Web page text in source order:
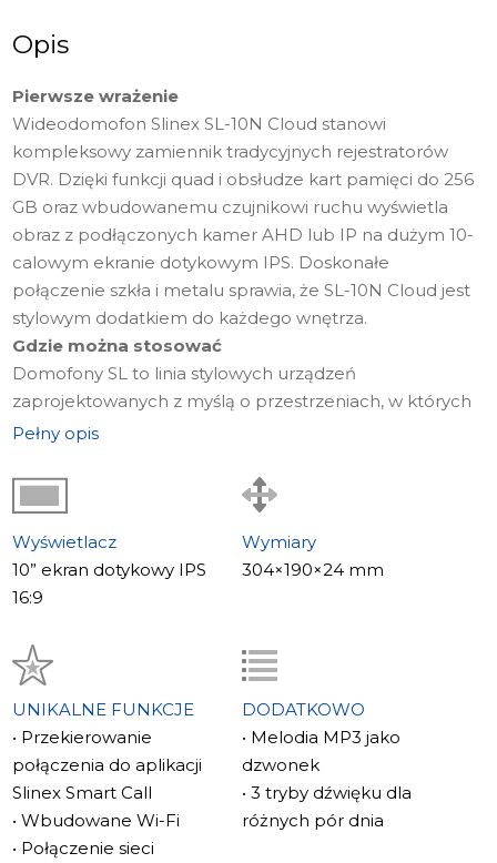
Opis
Pierwsze wrażenie
Wideodomofon Slinex SL-10N Cloud stanowi
kompleksowy zamiennik tradycyjnych rejestratorów
DVR. Dzięki funkcji quad i obsłudze kart pamięci do 256
GB oraz wbudowanemu czujnikowi ruchu wyświetla
obraz z podłączonych kamer AHD lub IP na dużym 10-
calowym ekranie dotykowym IPS. Doskonałe
połączenie szkła i metalu sprawia, że SL-10N Cloud jest
stylowym dodatkiem do każdego wnętrza.
Gdzie można stosować
Domofony SL to linia stylowych urządzeń
zaprojektowanych z myślą o przestrzeniach, w których
wygląd gadżetu odgrywa równie ważną rolę co jego
nawet zwykłe mieszkania – wszystkie mogą skorzystać z
funkcji tych domofonów.
Przekazywanie połączeń na smartphone
Oprócz standardowego połączenia Ethernet, SL-10N
Cloud oferuje również łączność Wi-Fi. Dzięki temu
poza domem, odbierać połączenia przychodzące i
otwierać drzwi za pomocą tabletu lub smartfona z
dostępem do Internetu i zainstalowaną aplikacją Slinex
Smart Call.
Funkcje tego modelu
Wideodomofon SL-10N Cloud jest wyposażony we
wbudowany czujnik ruchu umożliwiający detekcję
ruchu w oprogramowaniu. Automatycznie rozpoczyna
Pełny opis
Wyświetlacz
10” ekran dotykowy IPS
16:9
Wymiary
304×190×24 mm
UNIKALNE FUNKCJE
• Przekierowanie
połączenia do aplikacji
Slinex Smart Call
• Wbudowane Wi-Fi
• Połączenie sieci
DODATKOWO
• Melodia MP3 jako
dzwonek
• 3 tryby dźwięku dla
różnych pór dnia